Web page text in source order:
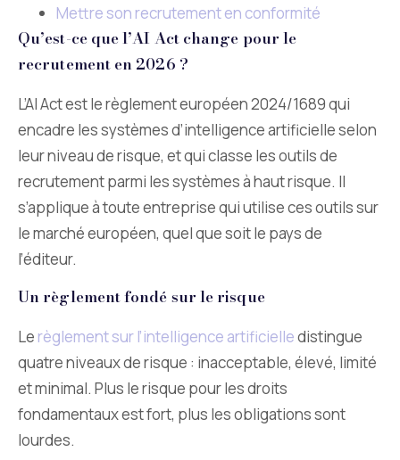
Mettre son recrutement en conformité
Qu’est-ce que l’AI Act change pour le
recrutement en 2026 ?
L’AI Act est le règlement européen 2024/1689 qui
encadre les systèmes d’intelligence artificielle selon
leur niveau de risque, et qui classe les outils de
recrutement parmi les systèmes à haut risque. Il
s’applique à toute entreprise qui utilise ces outils sur
le marché européen, quel que soit le pays de
l’éditeur.
Un règlement fondé sur le risque
Le règlement sur l’intelligence artificielledistingue
quatre niveaux de risque : inacceptable, élevé, limité
et minimal. Plus le risque pour les droits
fondamentaux est fort, plus les obligations sont
lourdes.